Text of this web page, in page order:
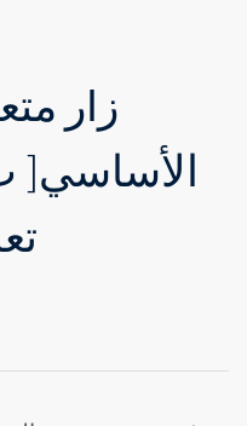
زار
الأساسي[